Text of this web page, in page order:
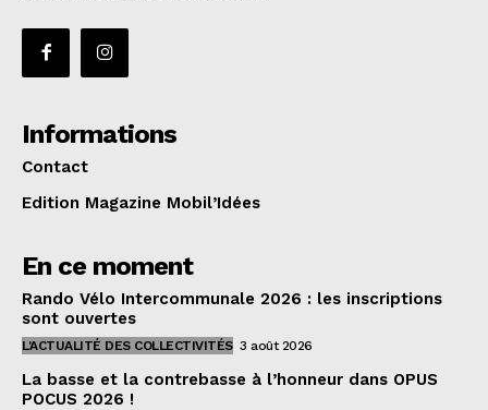
Informations
Contact
Edition Magazine Mobil’Idées
En ce moment
Rando Vélo Intercommunale 2026 : les inscriptions
sont ouvertes
L'ACTUALITÉ DES COLLECTIVITÉS 3 août 2026
La basse et la contrebasse à l’honneur dans OPUS
POCUS 2026 !